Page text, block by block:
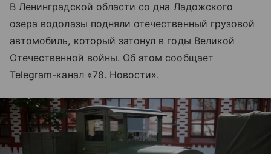
В Ленинградской области со дна Ладожского
озера водолазы подняли отечественный грузовой
автомобиль, который затонул в годы Великой
Отечественной войны. Об этом сообщает
Telegram-канал «78. Новости».